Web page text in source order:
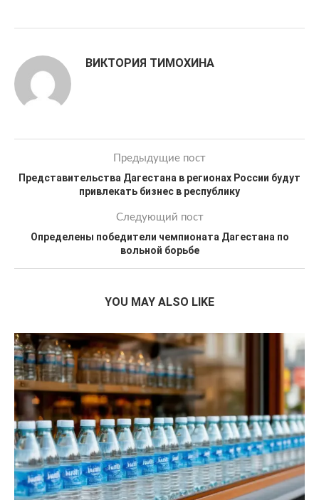
ВИКТОРИЯ ТИМОХИНА
Предыдущие пост
Представительства Дагестана в регионах России будут
привлекать бизнес в республику
Следующий пост
Определены победители чемпионата Дагестана по
вольной борьбе
YOU MAY ALSO LIKE